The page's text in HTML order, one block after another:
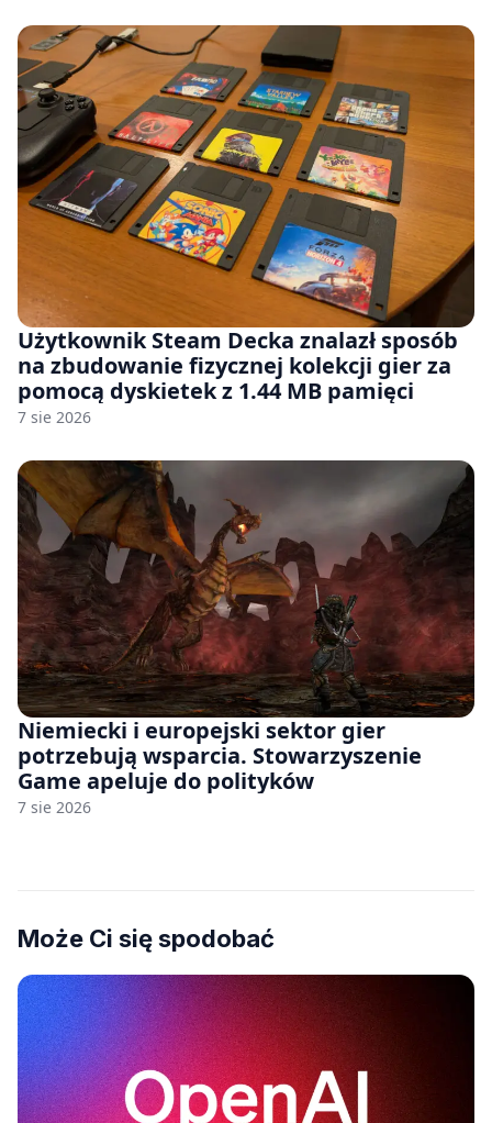
Użytkownik Steam Decka znalazł sposób
na zbudowanie fizycznej kolekcji gier za
pomocą dyskietek z 1.44 MB pamięci
7 sie 2026
Niemiecki i europejski sektor gier
potrzebują wsparcia. Stowarzyszenie
Game apeluje do polityków
7 sie 2026
Może Ci się spodobać